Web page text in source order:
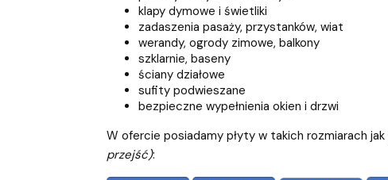
klapy dymowe i świetliki
zadaszenia pasaży, przystanków, wiat
werandy, ogrody zimowe, balkony
szklarnie, baseny
ściany działowe
sufity podwieszane
bezpieczne wypełnienia okien i drzwi
W ofercie posiadamy płyty w takich rozmiarach jak
przejść):